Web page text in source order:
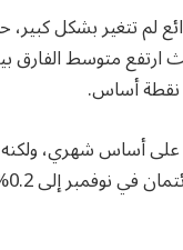
متوسط الفارق